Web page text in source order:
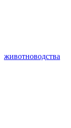
животноводства